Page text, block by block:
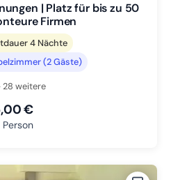
| Platz für bis zu 50
Firmen
4 Nächte
(2 Gäste)
28 weitere
€